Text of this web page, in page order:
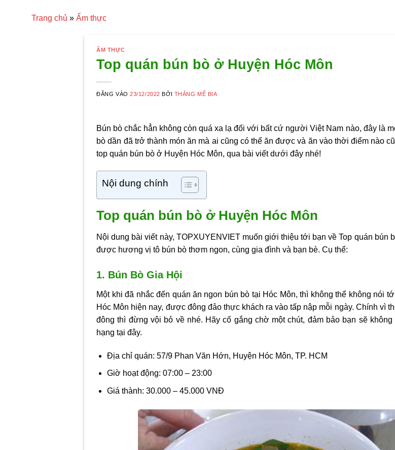
Trang chủ » Ẩm thực
ẨM THỰC
Top quán bún bò ở Huyện Hóc Môn
ĐĂNG VÀO23/12/2022 BỞI THẮNG MÊ BIA
Bún bò chắc hẳn không còn quá xa lạ đối với bất cứ người Việt Nam nào, đây là
bò dần đã trở thành món ăn mà ai cũng có thể ăn được và ăn vào thời điểm nào
top quán bún bò ở Huyện Hóc Môn, qua bài viết dưới đây nhé!
Nội dung chính
Top quán bún bò ở Huyện Hóc Môn
Nội dung bài viết này, TOPXUYENVIET muốn giới thiệu tới bạn vềTop quán bún
được hương vị tô bún bò thơm ngon, cùng gia đình và bạn bè. Cụ thể:
1. Bún Bò Gia Hội
Một khi đã nhắc đến quán ăn ngon bún bò tại Hóc Môn, thì không thể không nói
Hóc Môn hiện nay, được đông đảo thực khách ra vào tấp nập mỗi ngày. Chính vì
đông thì đừng vội bỏ về nhé. Hãy cố gắng chờ một chút, đảm bảo bạn sẽ
hạng tại đây.
Địa chỉ quán: 57/9 Phan Văn Hớn, Huyện Hóc Môn, TP. HCM
Giờ hoạt động: 07:00 – 23:00
Giá thành: 30.000 – 45.000 VNĐ